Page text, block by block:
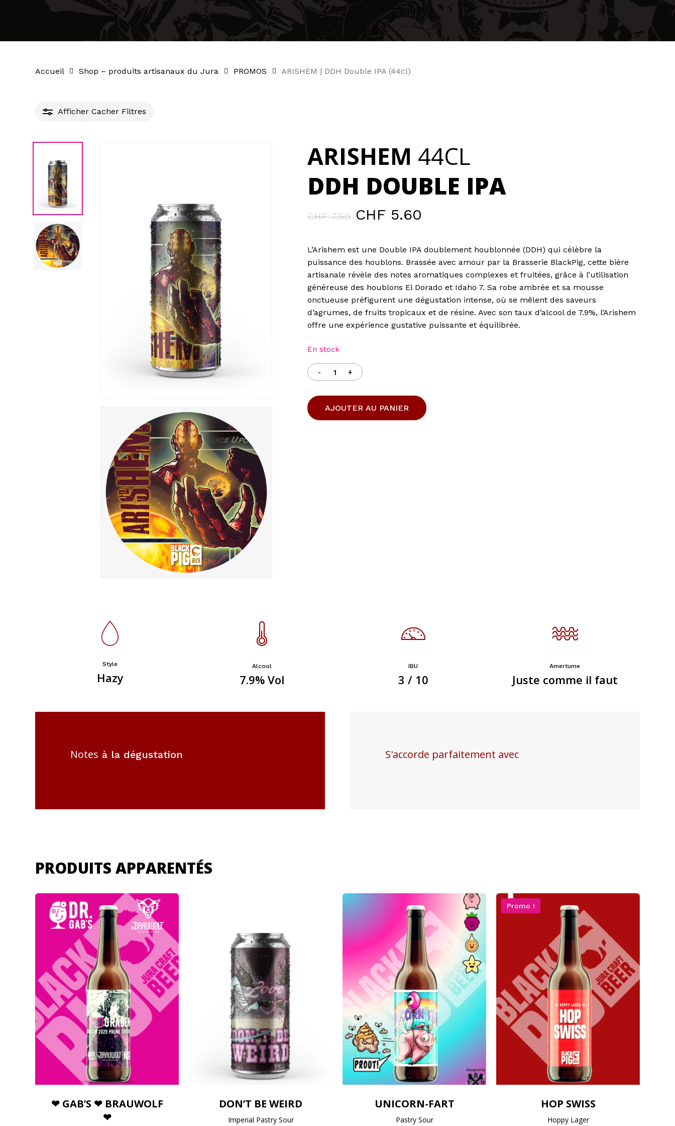
Accueil Shop – produits artisanaux du Jura PROMOS ARISHEM | DDH Double IPA (44cl)
Afficher Cacher Filtres
ARISHEM 44CL
DDH DOUBLE IPA
CHF7.50 Le
initial
était :
CHF 7.50.
CHF 5.60
actuel
est :
CHF 5.60.
L’Arishem est une Double IPA doublement houblonnée (DDH) qui célèbre la
puissance des houblons. Brassée avec amour par la Brasserie BlackPig, cette bière
artisanale révèle des notes aromatiques complexes et fruitées, grâce à l’utilisation
généreuse des houblons El Dorado et Idaho 7. Sa robe ambrée et sa mousse
onctueuse préfigurent une dégustation intense, où se mêlent des saveurs
d’agrumes, de fruits tropicaux et de résine. Avec son taux d’alcool de 7.9%, l’Arishem
offre une expérience gustative puissante et équilibrée.
En stock
AJOUTER AU PANIER
Style
Hazy
Alcool
7.9% Vol
IBU
3 / 10
Amertume
Juste comme il faut
Notes à la dégustation S'accorde parfaitement avec
PRODUITS APPARENTÉS
❤ GAB’S ❤ BRAUWOLF
❤
DON’T BE WEIRD
Imperial Pastry Sour
UNICORN-FART
Pastry Sour
Promo !
HOP SWISS
Hoppy Lager